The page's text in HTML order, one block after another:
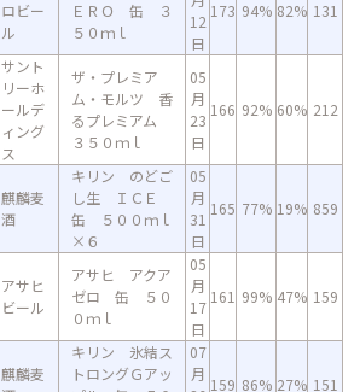
ロビー
ル
ＥＲＯ 缶 ３
５０ｍｌ
12
日
173 94% 82% 131
サント
リーホ
ールデ
ィング
ス
ザ・プレミア
ム・モルツ 香
るプレミアム
３５０ｍｌ
05
月
23
日
166 92% 60% 212
麒麟麦
酒
キリン のどご
し生 ＩＣＥ
缶 ５００ｍｌ
×６
05
月
31
日
165 77% 19% 859
アサヒ
ビール
アサヒ アクア
ゼロ 缶 ５０
０ｍｌ
05
月
17
日
161 99% 47% 159
麒麟麦
キリン 氷結ス
トロングＧアッ
07
月
159 86% 27% 151